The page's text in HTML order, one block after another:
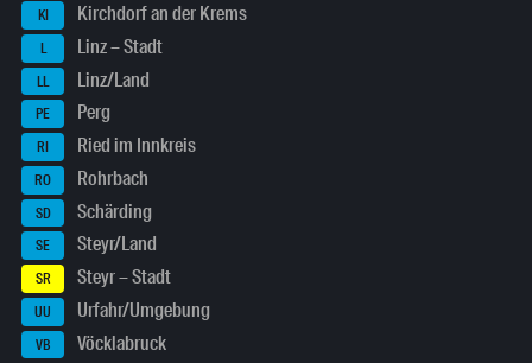
KI Kirchdorf an der Krems
L Linz – Stadt
LL Linz/Land
PE Perg
RI Ried im Innkreis
RO Rohrbach
SD Schärding
SE Steyr/Land
SR Steyr – Stadt
UU Urfahr/Umgebung
VB Vöcklabruck